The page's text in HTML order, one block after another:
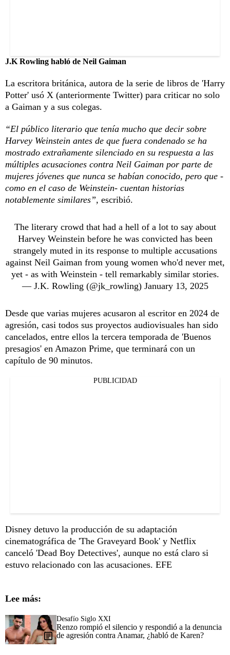
J.K Rowling habló de Neil Gaiman
La escritora británica, autora de la serie de libros de 'Harry
Potter' usó X (anteriormente Twitter) para criticar no solo
a Gaiman y a sus colegas.
“El público literario que tenía mucho que decir sobre
Harvey Weinstein antes de que fuera condenado se ha
mostrado extrañamente silenciado en su respuesta a las
múltiples acusaciones contra Neil Gaiman por parte de
mujeres jóvenes que nunca se habían conocido, pero que -
como en el caso de Weinstein- cuentan historias
notablemente similares”, escribió.
The literary crowd that had a hell of a lot to say about
Harvey Weinstein before he was convicted has been
strangely muted in its response to multiple accusations
against Neil Gaiman from young women who'd never met,
yet - as with Weinstein - tell remarkably similar stories.
— J.K. Rowling (@jk_rowling) January 13, 2025
Desde que varias mujeres acusaron al escritor en 2024 de
agresión, casi todos sus proyectos audiovisuales han sido
cancelados, entre ellos la tercera temporada de 'Buenos
presagios' en Amazon Prime, que terminará con un
capítulo de 90 minutos.
PUBLICIDAD
Disney detuvo la producción de su adaptación
cinematográfica de 'The Graveyard Book' y Netflix
canceló 'Dead Boy Detectives', aunque no está claro si
estuvo relacionado con las acusaciones. EFE
Lee más:
Desafío Siglo XXI
Renzo rompió el silencio y respondió a la denuncia
de agresión contra Anamar, ¿habló de Karen?